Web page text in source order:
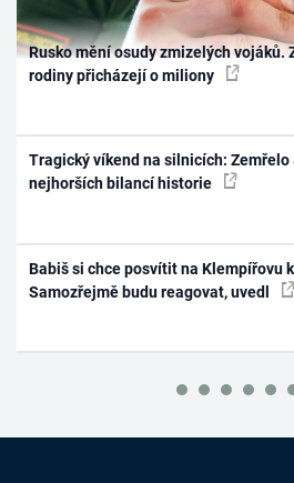
Rusko mění osudy zmizelých vojáků.
rodiny přicházejí o miliony
Tragický víkend na silnicích: Zemřelo
nejhorších bilancí historie
Babiš si chce posvítit na Klempířovu
Samozřejmě budu reagovat, uvedl